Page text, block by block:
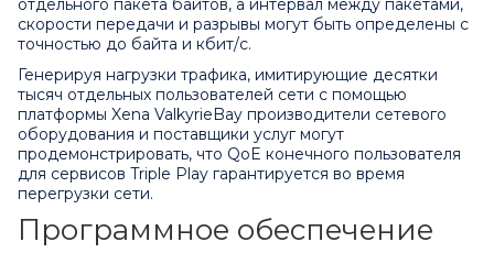
отдельного пакета байтов, а интервал между пакетами,
скорости передачи и разрывы могут быть определены с
точностью до байта и кбит/с.
Генерируя нагрузки трафика, имитирующие десятки
тысяч отдельных пользователей сети с помощью
платформы Xena ValkyrieBay производители сетевого
оборудования и поставщики услуг могут
продемонстрировать, что QoE конечного пользователя
для сервисов Triple Play гарантируется во время
перегрузки сети.
Программное обеспечение